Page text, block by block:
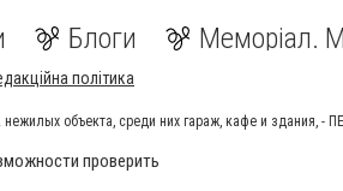
Блоги Меморіал.
політика
объекта, среди них гараж, кафе и здания, -
проверить